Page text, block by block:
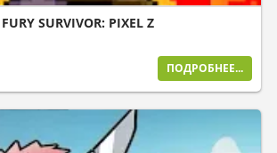
FURY SURVIVOR: PIXEL Z
ПОДРОБНЕЕ...